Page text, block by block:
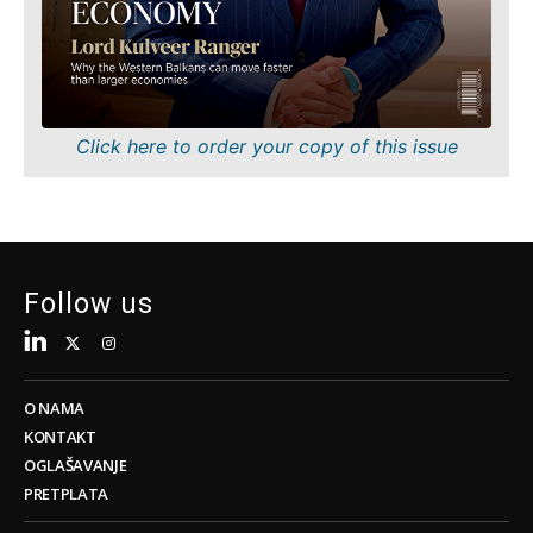
Znanost
Rudarstvo
Maloprodaja
Tehnologija
Tehnologija
Telekom
Turizam
Trgovina
Mišljenje
Svijet
Analiza
Discover
Click here to order your copy of this issue
Follow us
O NAMA
KONTAKT
OGLAŠAVANJE
PRETPLATA